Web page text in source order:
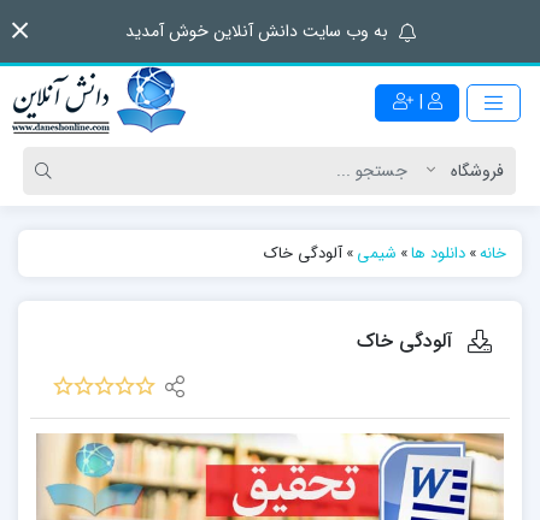
به وب سایت دانش آنلاین خوش آمدید
|
خانه»دانلود ها» شیمی»آلودگی خاک
آلودگی خاک